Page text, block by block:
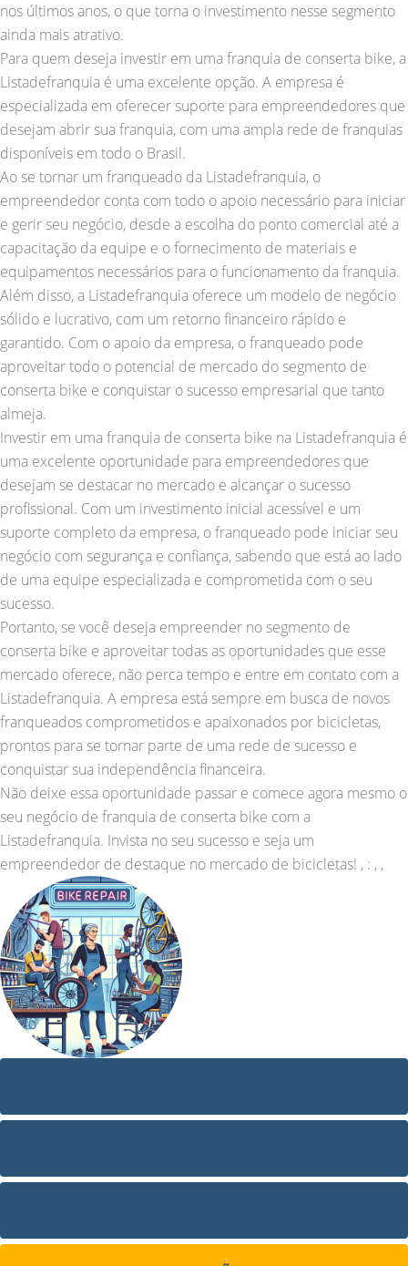
nos últimos anos, o que torna o investimento nesse segmento
ainda mais atrativo.
Para quem deseja investir em uma franquia de conserta bike, a
Listadefranquia é uma excelente opção. A empresa é
especializada em oferecer suporte para empreendedores que
desejam abrir sua franquia, com uma ampla rede de franquias
disponíveis em todo o Brasil.
Ao se tornar um franqueado da Listadefranquia, o
empreendedor conta com todo o apoio necessário para iniciar
e gerir seu negócio, desde a escolha do ponto comercial até a
capacitação da equipe e o fornecimento de materiais e
equipamentos necessários para o funcionamento da franquia.
Além disso, a Listadefranquia oferece um modelo de negócio
sólido e lucrativo, com um retorno financeiro rápido e
garantido. Com o apoio da empresa, o franqueado pode
aproveitar todo o potencial de mercado do segmento de
conserta bike e conquistar o sucesso empresarial que tanto
almeja.
Investir em uma franquia de conserta bike na Listadefranquia é
uma excelente oportunidade para empreendedores que
desejam se destacar no mercado e alcançar o sucesso
profissional. Com um investimento inicial acessível e um
suporte completo da empresa, o franqueado pode iniciar seu
negócio com segurança e confiança, sabendo que está ao lado
de uma equipe especializada e comprometida com o seu
sucesso.
Portanto, se você deseja empreender no segmento de
conserta bike e aproveitar todas as oportunidades que esse
mercado oferece, não perca tempo e entre em contato com a
Listadefranquia. A empresa está sempre em busca de novos
franqueados comprometidos e apaixonados por bicicletas,
prontos para se tornar parte de uma rede de sucesso e
conquistar sua independência financeira.
Não deixe essa oportunidade passar e comece agora mesmo o
seu negócio de franquia de conserta bike com a
Listadefranquia. Invista no seu sucesso e seja um
empreendedor de destaque no mercado de bicicletas! , : , ,